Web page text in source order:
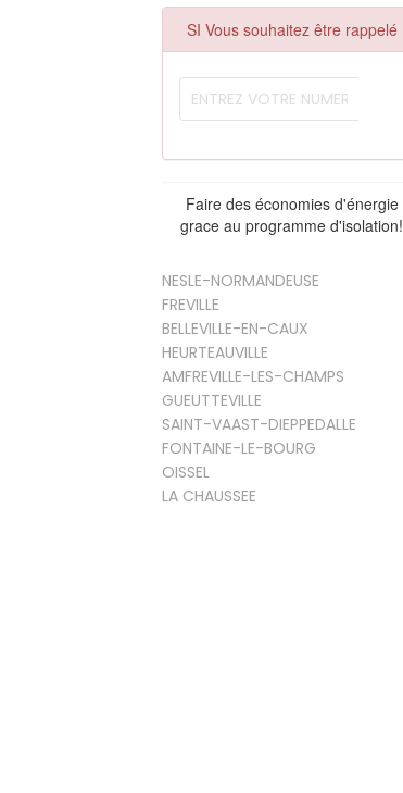
SI Vous souhaitez être rappelé
Faire des économies d'énergie
grace au programme d'isolation!
NESLE-NORMANDEUSE
FREVILLE
BELLEVILLE-EN-CAUX
HEURTEAUVILLE
AMFREVILLE-LES-CHAMPS
GUEUTTEVILLE
SAINT-VAAST-DIEPPEDALLE
FONTAINE-LE-BOURG
OISSEL
LA CHAUSSEE